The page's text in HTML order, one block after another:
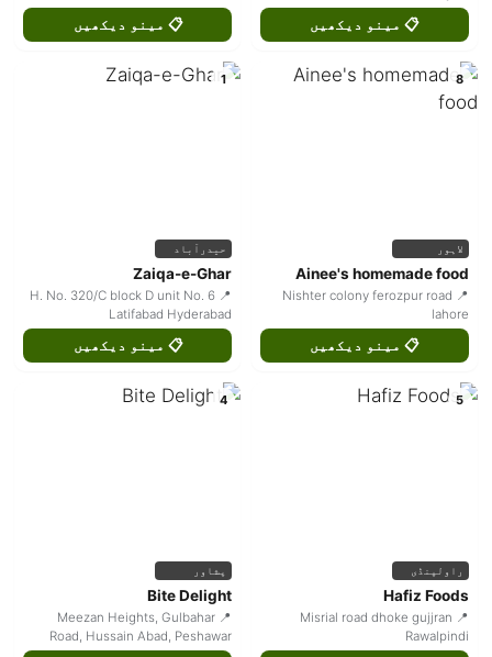
📋 مینو دیکھیں 📋 مینو دیکھیں
8
لاہور
Ainee's homemade food
📍 Nishter colony ferozpur road
lahore
📋 مینو دیکھیں
1
حیدرآباد
Zaiqa-e-Ghar
📍 H. No. 320/C block D unit No. 6
Latifabad Hyderabad
📋 مینو دیکھیں
5
راولپنڈی
Hafiz Foods
📍 Misrial road dhoke gujjran
Rawalpindi
4
پشاور
Bite Delight
📍 Meezan Heights, Gulbahar
Road, Hussain Abad, Peshawar